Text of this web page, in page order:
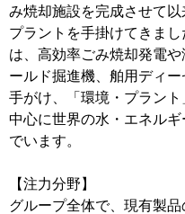
み焼却施設を完成させて
プラントを手掛けてきま
は、高効率ごみ焼却発電
ールド掘進機、舶用ディ
手がけ、「環境・プラン
中心に世界の水・エネル
でいます。
【注力分野】
グループ全体で、現有製